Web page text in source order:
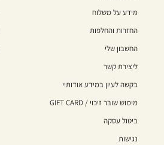
מידע על משלוח
החזרות והחלפות
החשבון שלי
ליצירת קשר
בקשה לעיון במידע אודותיי
מימוש שובר זיכוי / GIFT CARD
ביטול עסקה
נגישות